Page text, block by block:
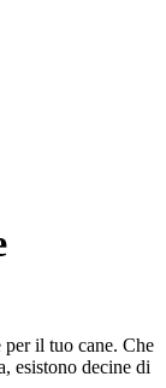
per il tuo cane. Che
esistono decine di